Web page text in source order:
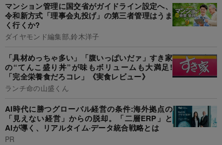
マンション管理に国交省がガイドライン設定へ、
令和新方式「理事会丸投げ」の第三者管理はうま
く行くか?
ダイヤモンド編集部,鈴木洋子
「具材めっちゃ多い」「腹いっぱいだァ」すき家
の“てんこ盛り丼”が味もボリュームも大満足!
「完全栄養食だろコレ」《実食レビュー》
ランチ命の山盛くん
AI時代に勝つグローバル経営の条件:海外拠点の
「見えない経営」からの脱却。「二層ERP」と
AIが導く、リアルタイム·データ統合戦略とは
PR